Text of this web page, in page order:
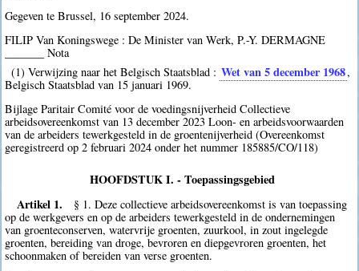
Gegeven te Brussel, 16 september 2024.
FILIP Van Koningswege : De Minister van Werk, P.-Y. DERMAGNE
_______ Nota
(1) Verwijzing naar het Belgisch Staatsblad : Wet van 5 december 1968,
Belgisch Staatsblad van 15 januari 1969.
Bijlage Paritair Comité voor de voedingsnijverheid Collectieve
arbeidsovereenkomst van 13 december 2023 Loon- en arbeidsvoorwaarden
van de arbeiders tewerkgesteld in de groentenijverheid (Overeenkomst
geregistreerd op 2 februari 2024 onder het nummer 185885/CO/118)
HOOFDSTUK I. - Toepassingsgebied
Artikel 1.
§ 1. Deze collectieve arbeidsovereenkomst is van toepassing
op de werkgevers en op de arbeiders tewerkgesteld in de ondernemingen
van groenteconserven, watervrije groenten, zuurkool, in zout ingelegde
groenten, bereiding van droge, bevroren en diepgevroren groenten, het
schoonmaken of bereiden van verse groenten.